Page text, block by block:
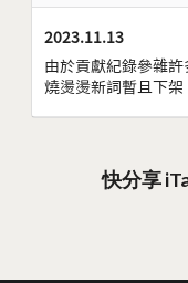
2023.11.13
由於貢獻紀錄參雜
燒燙燙新詞暫且下架
快分享